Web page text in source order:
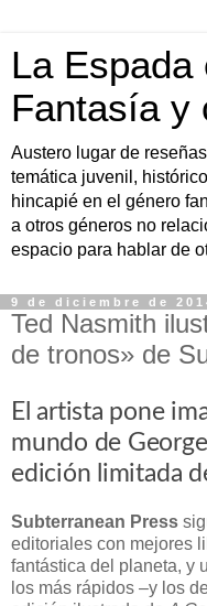
La Espada
Fantasía y
Austero lugar de
temática juvenil,
hincapié en el género
a otros géneros no
espacio para hablar de
9 de diciembre de
Ted Nasmith
de tronos» de
El artista pone
mundo de
edición limitada
Subterranean Press
editoriales con mejores
fantástica del planeta, y
los más rápidos –y los